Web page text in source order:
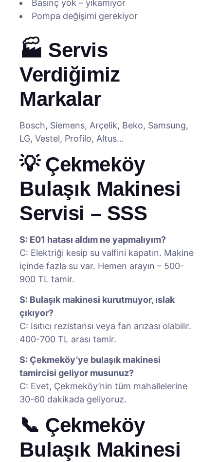
Basınç yok – yıkamıyor
Pompa değişimi gerekiyor
🏭 Servis
Verdiğimiz
Markalar
Bosch, Siemens, Arçelik, Beko, Samsung,
LG, Vestel, Profilo, Altus…
💡 Çekmeköy
Bulaşık Makinesi
Servisi – SSS
S: E01 hatası aldım ne yapmalıyım?
C: Elektriği kesip su valfini kapatın. Makine
içinde fazla su var. Hemen arayın – 500-
900 TL tamir.
S: Bulaşık makinesi kurutmuyor, ıslak
çıkıyor?
C: Isıtıcı rezistansı veya fan arızası olabilir.
400-700 TL arası tamir.
S: Çekmeköy’ye bulaşık makinesi
tamircisi geliyor musunuz?
C: Evet, Çekmeköy’nin tüm mahallelerine
30-60 dakikada geliyoruz.
📞 Çekmeköy
Bulaşık Makinesi